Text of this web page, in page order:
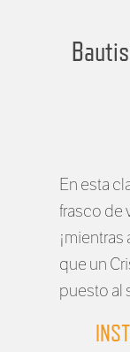
En esta
frasco de
que un
puesto al